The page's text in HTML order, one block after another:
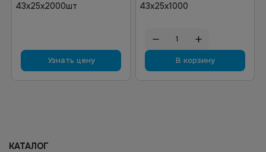
43х25х2000шт
Узнать цену
43х25х1000
В корзину
КАТАЛОГ